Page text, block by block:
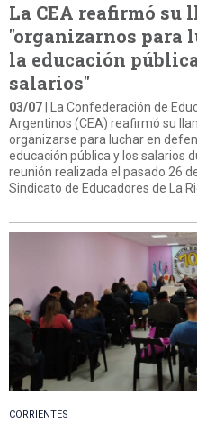
La CEA reafirmó su
"organizarnos para
la educación
salarios"
03/07 | La Confederación de
Argentinos (CEA) reafirmó su
organizarse para luchar en
educación pública y los salarios
reunión realizada el pasado 26
Sindicato de Educadores de La
CORRIENTES